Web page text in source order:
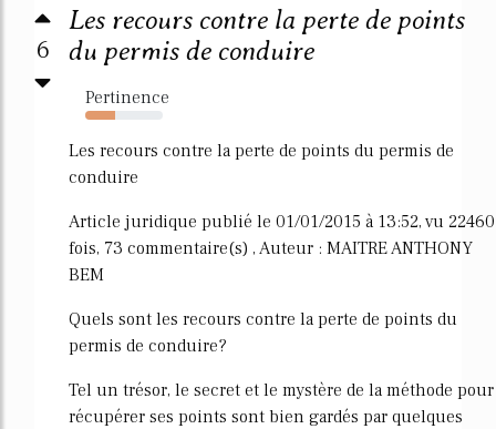
6
Les recours contre la perte de points
du permis de conduire
Pertinence
39%
Les recours contre la perte de points du permis de
conduire
Article juridique publié le 01/01/2015 à 13:52, vu 22460
fois, 73 commentaire(s) , Auteur : MAITRE ANTHONY
BEM
Quels sont les recours contre la perte de points du
permis de conduire?
Tel un trésor, le secret et le mystère de la méthode pour
récupérer ses points sont bien gardés par quelques